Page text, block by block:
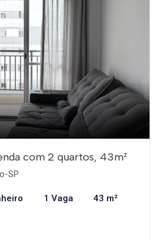
com 2 quartos, 43m²
SP
1 Vaga 43 m²